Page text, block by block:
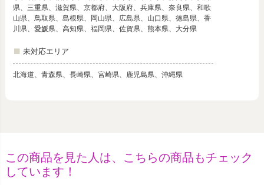
県、三重県、滋賀県、京都府、大阪府、兵庫県、奈良県、和歌
山県、鳥取県、島根県、岡山県、広島県、山口県、徳島県、香
川県、愛媛県、高知県、福岡県、佐賀県、熊本県、大分県
未対応エリア
北海道、青森県、長崎県、宮崎県、鹿児島県、沖縄県
この商品を見た人は、こちらの商品もチェック
しています！